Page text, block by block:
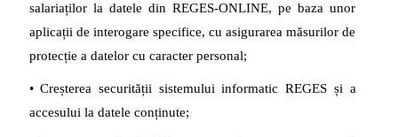
salariaților la datele din REGES-ONLINE, pe baza unor
aplicații de interogare specifice, cu asigurarea măsurilor de
protecție a datelor cu caracter personal;
• Creșterea securității sistemului informatic REGES și a
accesului la datele conținute;